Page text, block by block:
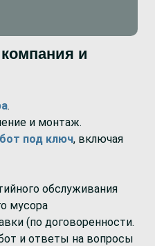
и
.
и монтаж.
под ключ, включая
обслуживания
мусора
(по договоренности.
и ответы на вопросы